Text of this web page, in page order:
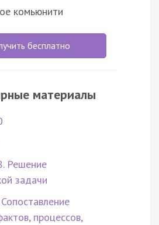
комьюнити
бесплатно
материалы
Решение
задачи
процессов,